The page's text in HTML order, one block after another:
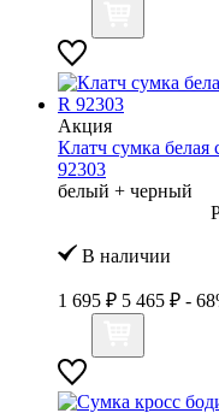
Акция
Клатч сумка белая
92303
белый + черный
В наличии
1 695 ₽ 5 465 ₽ -